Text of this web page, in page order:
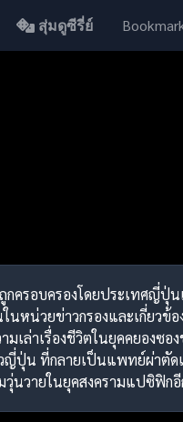
สุ่มดูซีรี่ย์
ครอบครองโดยประเทศญี่ปุ่น
น่วยข่าวกรองและเกี่ยวข้อ
ล่าเรื่องชีวิตในยุคคยองซอง
ญี่ปุ่น ที่กลายเป็นแพทย์ผ่าตัด
วุ่นวายในยุคสงครามแปซิฟิก